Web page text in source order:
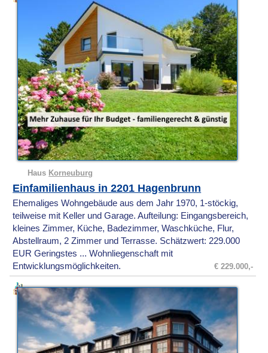
Haus Korneuburg
Einfamilienhaus in 2201 Hagenbrunn
Ehemaliges Wohngebäude aus dem Jahr 1970, 1-stöckig,
teilweise mit Keller und Garage. Aufteilung: Eingangsbereich,
kleines Zimmer, Küche, Badezimmer, Waschküche, Flur,
Abstellraum, 2 Zimmer und Terrasse. Schätzwert: 229.000
EUR Geringstes ... Wohnliegenschaft mit
Entwicklungsmöglichkeiten.
€ 229.000,-